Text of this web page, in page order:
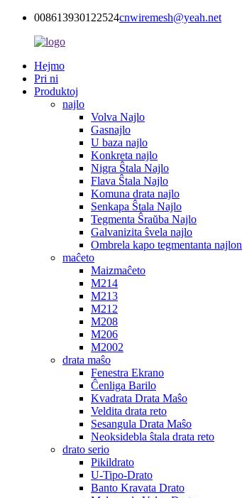
008613930122524cnwiremesh@yeah.net
Hejmo
Pri ni
Produktoj
najlo
Volva Najlo
Gasnajlo
U baza najlo
Konkreta najlo
Nigra Ŝtala Najlo
Flava Ŝtala Najlo
Komuna drata najlo
Senkapa Ŝtala Najlo
Tegmenta Ŝraŭba Najlo
Galvanizita ŝvela najlo
Ombrela kapo tegmentanta najlon
maĉeto
Maizmaĉeto
M214
M213
M212
M208
M206
M2002
drata maŝo
Fenestra Ekrano
Ĉenliga Barilo
Kvadrata Drata Maŝo
Veldita drata reto
Sesangula Drata Maŝo
Neoksidebla ŝtala drata reto
drato serio
Pikildrato
U-Tipo-Drato
Banto Kravata Drato